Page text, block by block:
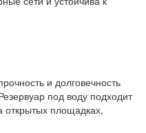
и долговечность
под воду подходит
открытых площадках,